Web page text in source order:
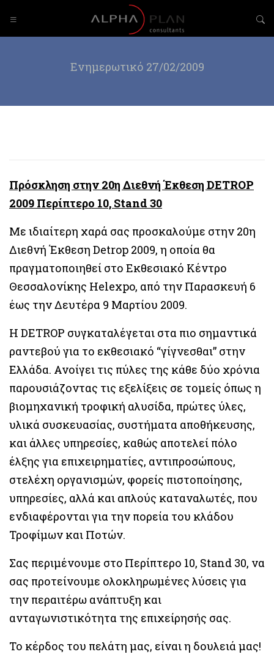
Ενημερωτικό 27/02/2009
Πρόσκληση στην 20η Διεθνή Έκθεση DETROP
2009 Περίπτερο 10, Stand 30
Με ιδιαίτερη χαρά σας προσκαλούμε στην 20η
Διεθνή Έκθεση Detrop 2009, η οποία θα
πραγματοποιηθεί στο Εκθεσιακό Κέντρο
Θεσσαλονίκης Helexpo, από την Παρασκευή 6
έως την Δευτέρα 9 Μαρτίου 2009.
Η DETROP συγκαταλέγεται στα πιο σημαντικά
ραντεβού για το εκθεσιακό “γίγνεσθαι” στην
Ελλάδα. Ανοίγει τις πύλες της κάθε δύο χρόνια
παρουσιάζοντας τις εξελίξεις σε τομείς όπως η
βιομηχανική τροφική αλυσίδα, πρώτες ύλες,
υλικά συσκευασίας, συστήματα αποθήκευσης,
και άλλες υπηρεσίες, καθώς αποτελεί πόλο
έλξης για επιχειρηματίες, αντιπροσώπους,
στελέχη οργανισμών, φορείς πιστοποίησης,
υπηρεσίες, αλλά και απλούς καταναλωτές, που
ενδιαφέρονται για την πορεία του κλάδου
Τροφίμων και Ποτών.
Σας περιμένουμε στo Περίπτερο 10, Stand 30, να
σας προτείνουμε ολοκληρωμένες λύσεις για
την περαιτέρω ανάπτυξη και
ανταγωνιστικότητα της επιχείρησής σας.
Το κέρδος του πελάτη μας, είναι η δουλειά μας!